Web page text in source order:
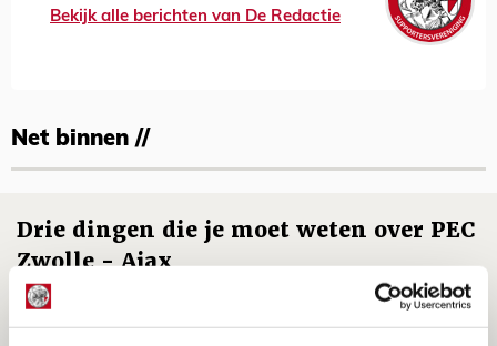
Bekijk alle berichten van De Redactie
Net binnen //
Drie dingen die je moet weten over PEC
Zwolle - Ajax
08 AUGUSTUS 2026 - 12:32